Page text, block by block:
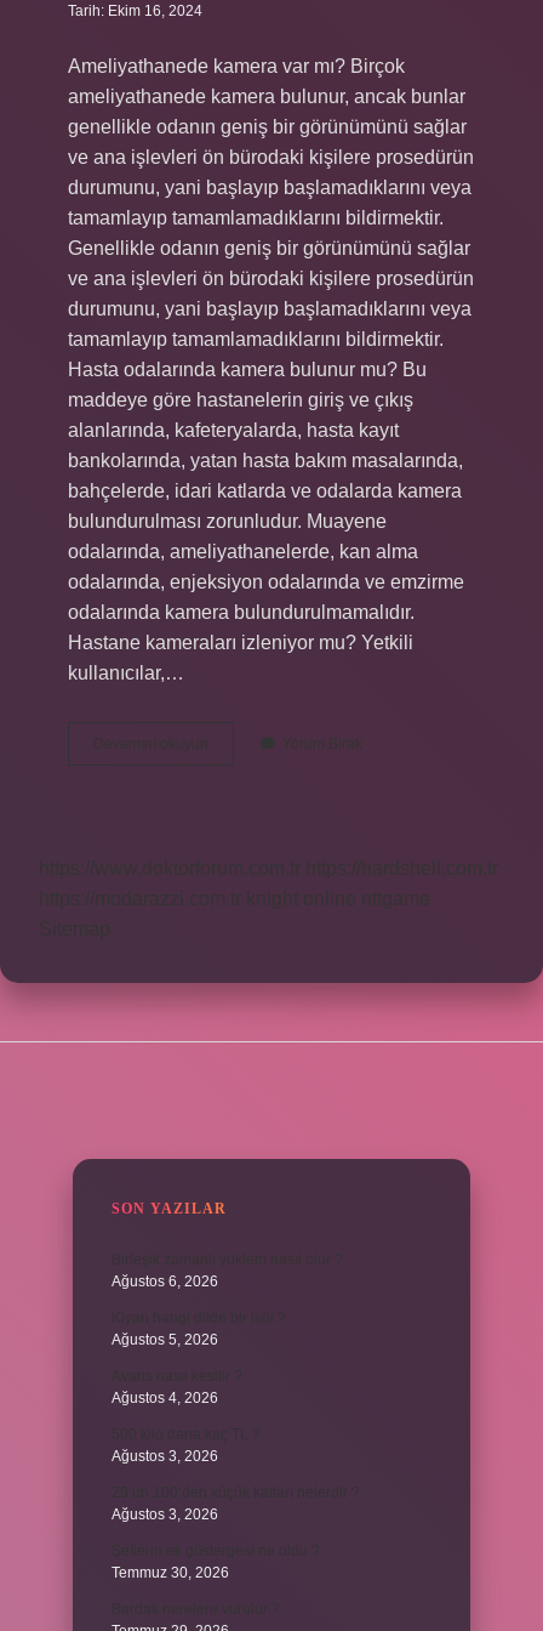
Tarih: Ekim 16, 2024
Ameliyathanede kamera var mı? Birçok
ameliyathanede kamera bulunur, ancak bunlar
genellikle odanın geniş bir görünümünü sağlar
ve ana işlevleri ön bürodaki kişilere prosedürün
durumunu, yani başlayıp başlamadıklarını veya
tamamlayıp tamamlamadıklarını bildirmektir.
Genellikle odanın geniş bir görünümünü sağlar
ve ana işlevleri ön bürodaki kişilere prosedürün
durumunu, yani başlayıp başlamadıklarını veya
tamamlayıp tamamlamadıklarını bildirmektir.
Hasta odalarında kamera bulunur mu? Bu
maddeye göre hastanelerin giriş ve çıkış
alanlarında, kafeteryalarda, hasta kayıt
bankolarında, yatan hasta bakım masalarında,
bahçelerde, idari katlarda ve odalarda kamera
bulundurulması zorunludur. Muayene
odalarında, ameliyathanelerde, kan alma
odalarında, enjeksiyon odalarında ve emzirme
odalarında kamera bulundurulmamalıdır.
Hastane kameraları izleniyor mu? Yetkili
kullanıcılar,…
Ameliyat
Yorum Bırak
https://www.doktorforum.com.tr
https://hardshell.com.tr
https://modarazzi.com.tr
knight online
nttgame
SON YAZILAR
Ağustos 6, 2026
Ağustos 5, 2026
Ağustos 4, 2026
Ağustos 3, 2026
Ağustos 3, 2026
Temmuz 30, 2026